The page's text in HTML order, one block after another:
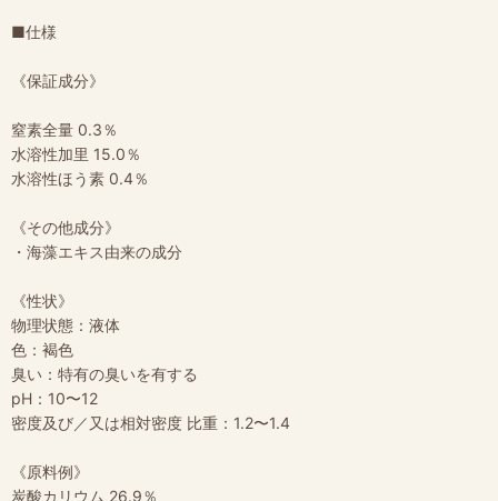
■仕様
《保証成分》
窒素全量 0.3％
水溶性加里 15.0％
水溶性ほう素 0.4％
《その他成分》
・海藻エキス由来の成分
《性状》
物理状態：液体
色：褐色
臭い：特有の臭いを有する
pH：10〜12
密度及び／又は相対密度 比重：1.2〜1.4
《原料例》
炭酸カリウム 26.9％